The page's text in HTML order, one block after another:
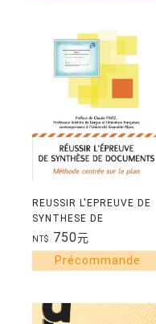
REUSSIR L'EPREUVE DE
SYNTHESE DE
DOCUMENTS - METHODE
CENTREE SUR LE PLAN
NT$ 750元